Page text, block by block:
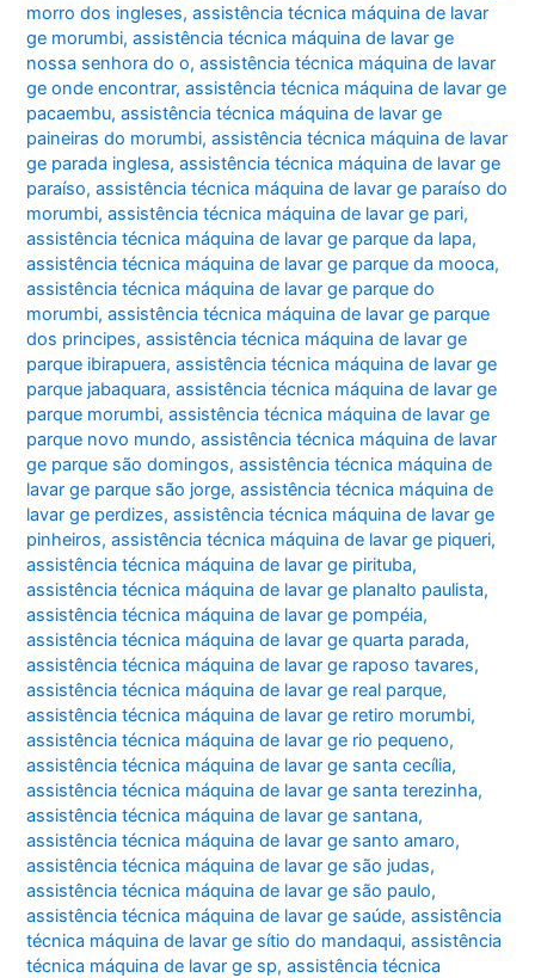
morro dos ingleses,assistência técnica máquina de lavar
ge morumbi,assistência técnica máquina de lavar ge
nossa senhora do o,assistência técnica máquina de lavar
ge onde encontrar,assistência técnica máquina de lavar ge
pacaembu,assistência técnica máquina de lavar ge
paineiras do morumbi,assistência técnica máquina de lavar
ge parada inglesa,assistência técnica máquina de lavar ge
paraíso,assistência técnica máquina de lavar ge paraíso do
morumbi,assistência técnica máquina de lavar ge pari,
assistência técnica máquina de lavar ge parque da lapa,
assistência técnica máquina de lavar ge parque da mooca,
assistência técnica máquina de lavar ge parque do
morumbi,assistência técnica máquina de lavar ge parque
dos principes,assistência técnica máquina de lavar ge
parque ibirapuera,assistência técnica máquina de lavar ge
parque jabaquara,assistência técnica máquina de lavar ge
parque morumbi,assistência técnica máquina de lavar ge
parque novo mundo,assistência técnica máquina de lavar
ge parque são domingos,assistência técnica máquina de
lavar ge parque são jorge,assistência técnica máquina de
lavar ge perdizes,assistência técnica máquina de lavar ge
pinheiros,assistência técnica máquina de lavar ge piqueri,
assistência técnica máquina de lavar ge pirituba,
assistência técnica máquina de lavar ge planalto paulista,
assistência técnica máquina de lavar ge pompéia,
assistência técnica máquina de lavar ge quarta parada,
assistência técnica máquina de lavar ge raposo tavares,
assistência técnica máquina de lavar ge real parque,
assistência técnica máquina de lavar ge retiro morumbi,
assistência técnica máquina de lavar ge rio pequeno,
assistência técnica máquina de lavar ge santa cecília,
assistência técnica máquina de lavar ge santa terezinha,
assistência técnica máquina de lavar ge santana,
assistência técnica máquina de lavar ge santo amaro,
assistência técnica máquina de lavar ge são judas,
assistência técnica máquina de lavar ge são paulo,
assistência técnica máquina de lavar ge saúde,assistência
técnica máquina de lavar ge sítio do mandaqui,assistência
técnica máquina de lavar ge sp,assistência técnica